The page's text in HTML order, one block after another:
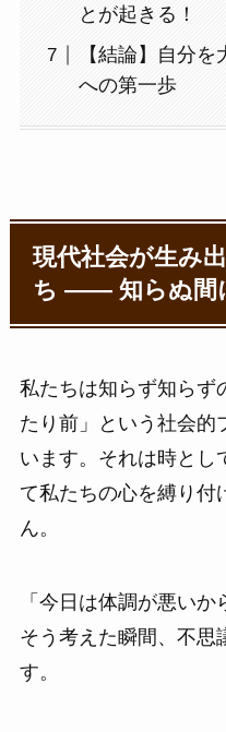
とが起きる！
【結論】自分
への第一歩
現代社会が生み
ち ―― 知らぬ間
私たちは知らず知らず
たり前」という社会的
います。それは時とし
て私たちの心を縛り付
ん。
「今日は体調が悪い
そう考えた瞬間、不思
す。